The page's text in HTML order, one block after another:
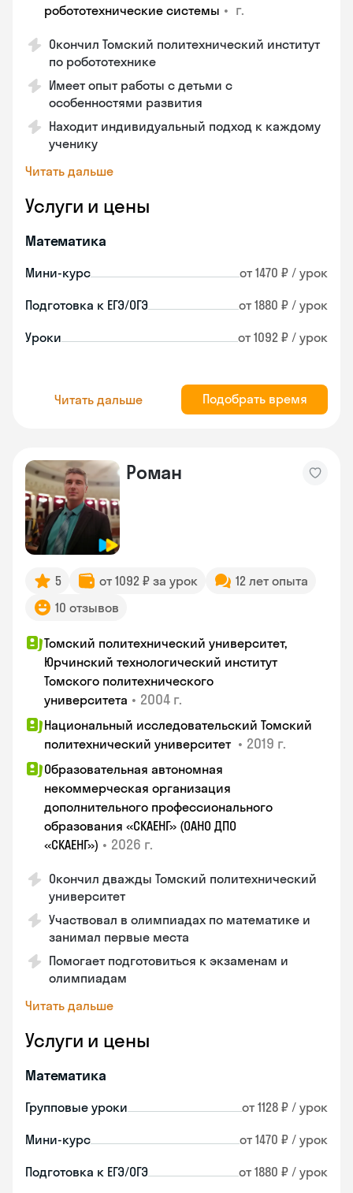
робототехнические системы • г.
Окончил Томский политехнический институт
по робототехнике
Имеет опыт работы с детьми с
особенностями развития
Находит индивидуальный подход к каждому
ученику
Читать дальше
Услуги и цены
Математика
Мини-курс от 1470 ₽ / урок
Подготовка к ЕГЭ/ОГЭ от 1880 ₽ / урок
Уроки от 1092 ₽ / урок
Читать дальше Подобрать время
Роман
5 от 1092 ₽ за урок
12 лет опыта
10 отзывов
Томский политехнический университет,
Юрчинский технологический институт
Томского политехнического
университета • 2004 г.
Национальный исследовательский Томский
политехнический университет • 2019 г.
Образовательная автономная
некоммерческая организация
дополнительного профессионального
образования «СКАЕНГ» (ОАНО ДПО
«СКАЕНГ») • 2026 г.
Окончил дважды Томский политехнический
университет
Участвовал в олимпиадах по математике и
занимал первые места
Помогает подготовиться к экзаменам и
олимпиадам
Читать дальше
Услуги и цены
Математика
Групповые уроки от 1128 ₽ / урок
Мини-курс от 1470 ₽ / урок
Подготовка к ЕГЭ/ОГЭ от 1880 ₽ / урок